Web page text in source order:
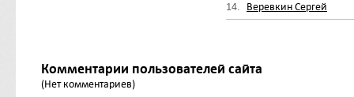
14.
Веревкин Сергей
Комментарии пользователей сайта
(Нет комментариев)